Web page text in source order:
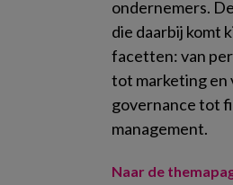
ondernemers.
die daarbij komt
facetten: van
tot marketing en
governance tot
management.
Naar de